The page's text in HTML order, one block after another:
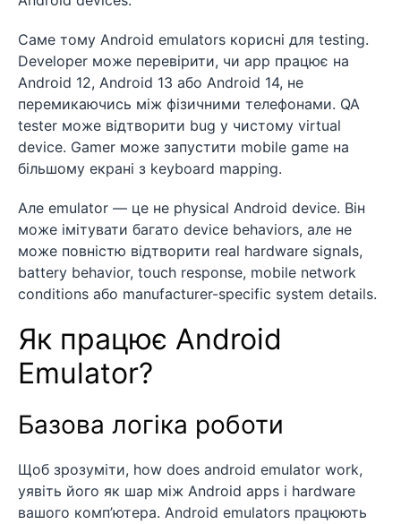
Саме тому Android emulators корисні для testing.
Developer може перевірити, чи app працює на
Android 12, Android 13 або Android 14, не
перемикаючись між фізичними телефонами. QA
tester може відтворити bug у чистому virtual
device. Gamer може запустити mobile game на
більшому екрані з keyboard mapping.
Але emulator — це не physical Android device. Він
може імітувати багато device behaviors, але не
може повністю відтворити real hardware signals,
battery behavior, touch response, mobile network
conditions або manufacturer-specific system details.
Як працює Android
Emulator?
Базова логіка роботи
Щоб зрозуміти, how does android emulator work,
уявіть його як шар між Android apps і hardware
вашого комп’ютера. Android emulators працюють